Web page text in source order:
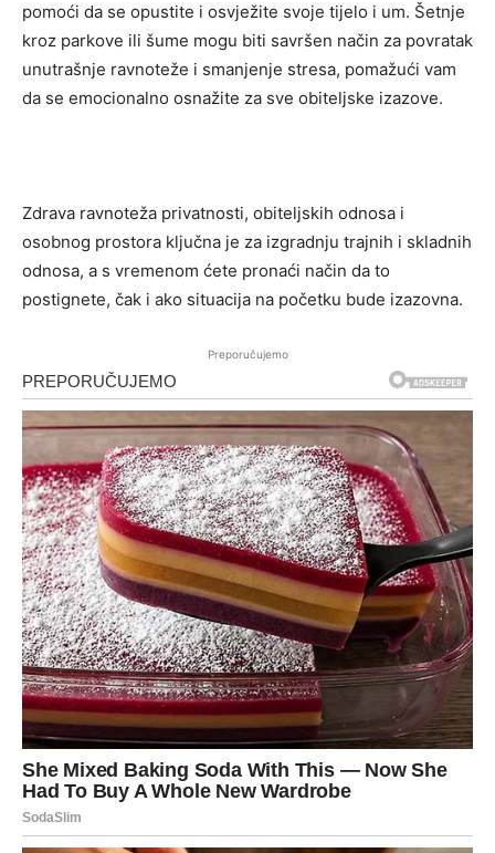
pomoći da se opustite i osvježite svoje tijelo i um. Šetnje
kroz parkove ili šume mogu biti savršen način za povratak
unutrašnje ravnoteže i smanjenje stresa, pomažući vam
da se emocionalno osnažite za sve obiteljske izazove.
Zdrava ravnoteža privatnosti, obiteljskih odnosa i
osobnog prostora ključna je za izgradnju trajnih i skladnih
odnosa, a s vremenom ćete pronaći način da to
postignete, čak i ako situacija na početku bude izazovna.
Preporučujemo